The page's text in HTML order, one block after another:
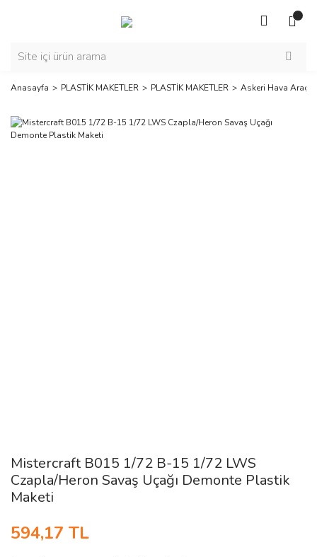
Anasayfa PLASTİK MAKETLER PLASTİK MAKETLER Askeri Hava
Mistercraft B015 1/72 B-15 1/72 LWS
Czapla/Heron Savaş Uçağı Demonte Plastik
Maketi
594,17 TL